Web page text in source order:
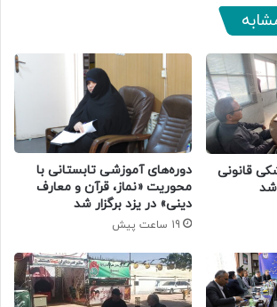
قانونی
شد
دوره‌های آموزشی تابستانی با
محوریت «نماز، قرآن و معارف
دینی» در یزد برگزار شد
19 ساعت پیش